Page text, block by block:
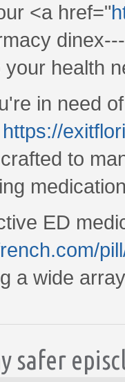
<a href="
health
in need
https://
to
ED
a wide
safer